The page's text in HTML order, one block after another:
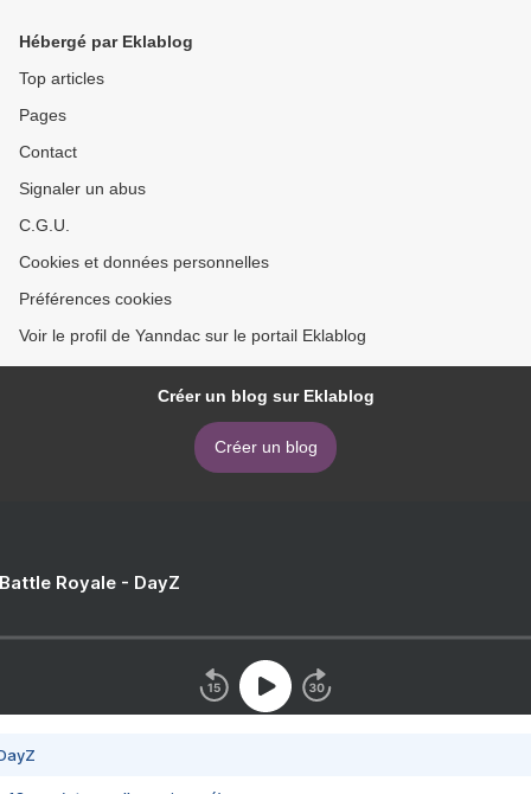
Hébergé par Eklablog
Top articles
Pages
Contact
Signaler un abus
C.G.U.
Cookies et données personnelles
Préférences cookies
Voir le profil de Yanndac sur le portail Eklablog
Créer un blog sur Eklablog
Créer un blog
Royale - DayZ